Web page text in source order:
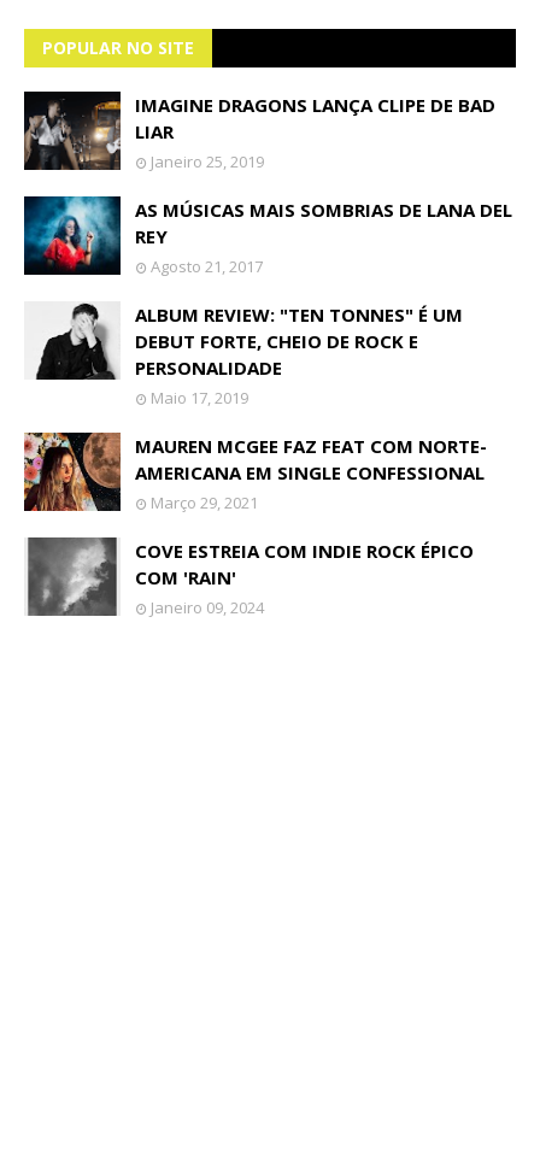
POPULAR NO SITE
IMAGINE DRAGONS LANÇA CLIPE DE BAD
LIAR
Janeiro 25, 2019
AS MÚSICAS MAIS SOMBRIAS DE LANA DEL
REY
Agosto 21, 2017
ALBUM REVIEW: "TEN TONNES" É UM
DEBUT FORTE, CHEIO DE ROCK E
PERSONALIDADE
Maio 17, 2019
MAUREN MCGEE FAZ FEAT COM NORTE-
AMERICANA EM SINGLE CONFESSIONAL
Março 29, 2021
COVE ESTREIA COM INDIE ROCK ÉPICO
COM 'RAIN'
Janeiro 09, 2024